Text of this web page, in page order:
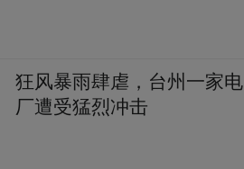
狂风暴雨肆虐，台州一家电
厂遭受猛烈冲击